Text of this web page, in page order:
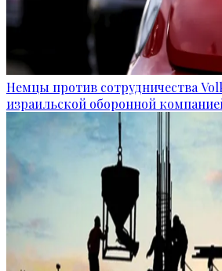
Немцы против сотрудничества
израильской оборонной